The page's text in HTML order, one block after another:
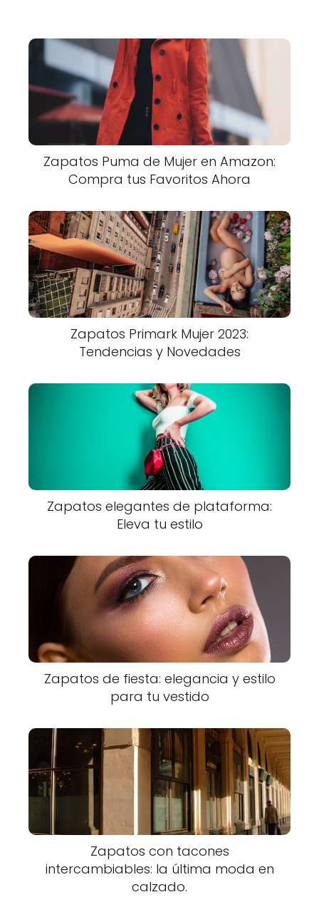
Zapatos Puma de Mujer en Amazon:
Compra tus Favoritos Ahora
Zapatos Primark Mujer 2023:
Tendencias y Novedades
Zapatos elegantes de plataforma:
Eleva tu estilo
Zapatos de fiesta: elegancia y estilo
para tu vestido
Zapatos con tacones
intercambiables: la última moda en
calzado.